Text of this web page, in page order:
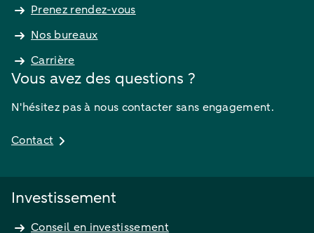
Prenez rendez-vous
Nos bureaux
Carrière
Vous avez des questions ?
N'hésitez pas à nous contacter sans engagement.
Contact
Investissement
Conseil en investissement